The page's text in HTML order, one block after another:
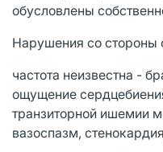
обусловлены
Нарушения со стороны
частота неизвестна -
ощущение
транзиторной ишемии
вазоспазм,